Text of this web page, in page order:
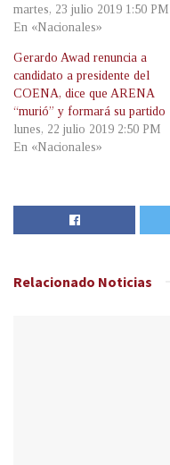
martes, 23 julio 2019 1:50 PM
En «Nacionales»
Gerardo Awad renuncia a
candidato a presidente del
COENA, dice que ARENA
“murió” y formará su partido
lunes, 22 julio 2019 2:50 PM
En «Nacionales»
Relacionado Noticias